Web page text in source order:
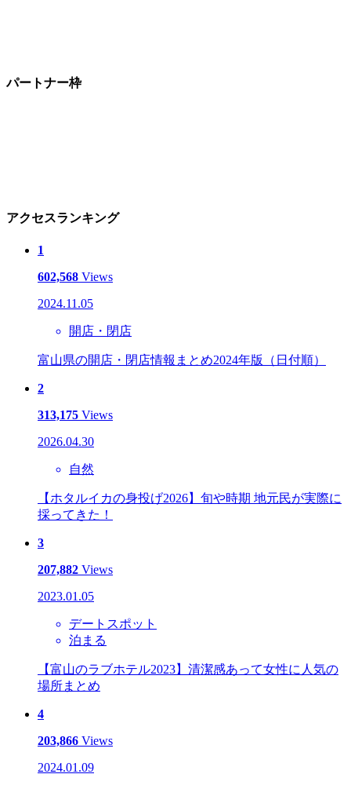
パートナー枠
アクセスランキング
1
602,568 Views
2024.11.05
開店・閉店
富山県の開店・閉店情報まとめ2024年版（日付順）
2
313,175 Views
2026.04.30
自然
【ホタルイカの身投げ2026】旬や時期 地元民が実際に
採ってきた！
3
207,882 Views
2023.01.05
デートスポット
泊まる
【富山のラブホテル2023】清潔感あって女性に人気の
場所まとめ
4
203,866 Views
2024.01.09